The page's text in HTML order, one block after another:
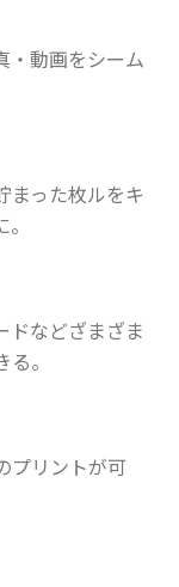
・動画をシーム
まった枚ルをキ
ドなどざまざま
。
プリントが可